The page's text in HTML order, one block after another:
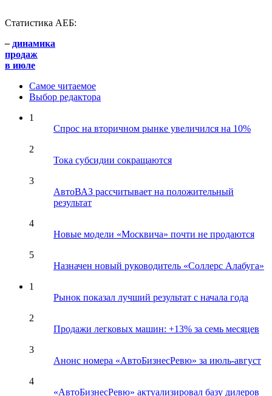
Статистика АЕБ:
– динамика
продаж
в июле
Самое читаемое
Выбор редактора
1
Спрос на вторичном рынке увеличился на 10%
2
Тока субсидии сокращаются
3
АвтоВАЗ рассчитывает на положительный
результат
4
Новые модели «Москвича» почти не продаются
5
Назначен новый руководитель «Соллерс Алабуга»
1
Рынок показал лучший результат с начала года
2
Продажи легковых машин: +13% за семь месяцев
3
Анонс номера «АвтоБизнесРевю» за июль-август
4
«АвтоБизнесРевю» актуализировал базу дилеров